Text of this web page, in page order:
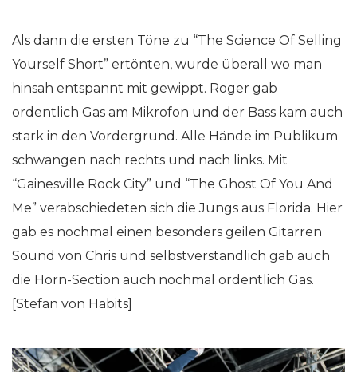
Als dann die ersten Töne zu “The Science Of Selling
Yourself Short” ertönten, wurde überall wo man
hinsah entspannt mit gewippt. Roger gab
ordentlich Gas am Mikrofon und der Bass kam auch
stark in den Vordergrund. Alle Hände im Publikum
schwangen nach rechts und nach links. Mit
“Gainesville Rock City” und “The Ghost Of You And
Me” verabschiedeten sich die Jungs aus Florida. Hier
gab es nochmal einen besonders geilen Gitarren
Sound von Chris und selbstverständlich gab auch
die Horn-Section auch nochmal ordentlich Gas.
[Stefan von Habits]